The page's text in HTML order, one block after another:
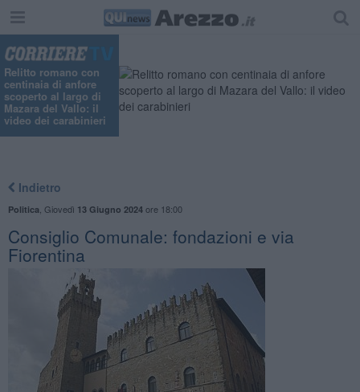
Relitto romano con
centinaia di anfore
scoperto al largo di
Mazara del Vallo: il
video dei carabinieri
Indietro
Politica Giovedì 13 Giugno 2024ore 18:00
Consiglio Comunale: fondazioni e via
Fiorentina